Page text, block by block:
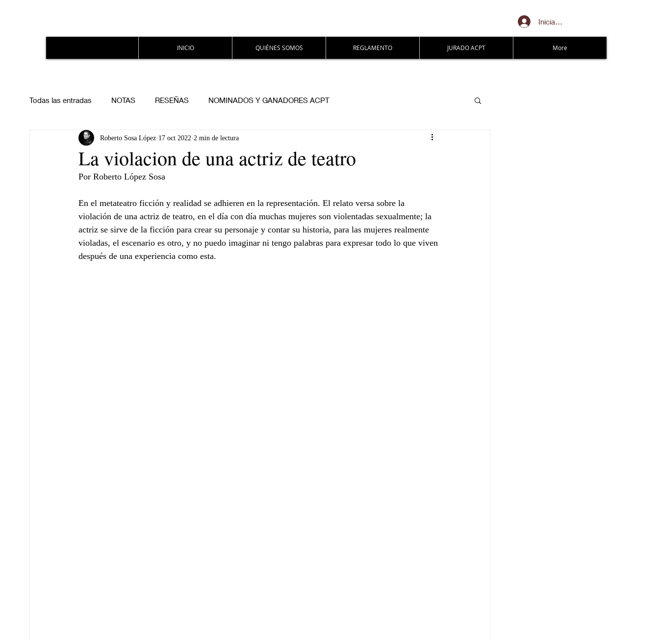
Iniciar sesión
INICIO QUIÉNES SOMOS REGLAMENTO JURADO ACPT More
Todas las entradas NOTAS RESEÑAS NOMINADOS Y GANADORES ACPT
La violacion de una actriz de teatro
Roberto Sosa López 17 oct 2022 2 min de lectura
Por Roberto López Sosa
En el metateatro ficción y realidad se adhieren en la representación. El relato versa sobre la
violación de una actriz de teatro, en el día con día muchas mujeres son violentadas sexualmente; la
actriz se sirve de la ficción para crear su personaje y contar su historia, para las mujeres realmente
violadas, el escenario es otro, y no puedo imaginar ni tengo palabras para expresar todo lo que viven
después de una experiencia como esta.